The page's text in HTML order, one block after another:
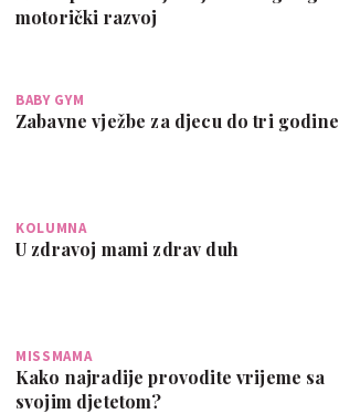
motorički razvoj
BABY GYM
Zabavne vježbe za djecu do tri godine
KOLUMNA
U zdravoj mami zdrav duh
MISSMAMA
Kako najradije provodite vrijeme sa
svojim djetetom?